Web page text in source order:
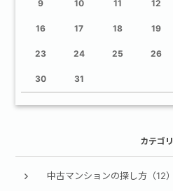
9 10 11 12
16 17 18 19
23 24 25 26
30 31
カテゴリ
中古マンションの探し方（12）